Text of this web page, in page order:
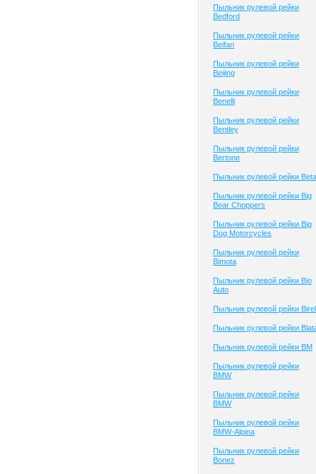
Пыльник рулевой рейки
Bedford
Пыльник рулевой рейки
Beifan
Пыльник рулевой рейки
Beijing
Пыльник рулевой рейки
Benelli
Пыльник рулевой рейки
Bentley
Пыльник рулевой рейки
Bertone
Пыльник рулевой рейки Beta
Пыльник рулевой рейки Big
Bear Choppers
Пыльник рулевой рейки Big
Dog Motorcycles
Пыльник рулевой рейки
Bimota
Пыльник рулевой рейки Bio
Auto
Пыльник рулевой рейки Birel
Пыльник рулевой рейки
Пыльник рулевой рейки BM
Пыльник рулевой рейки
BMW
Пыльник рулевой рейки
BMW
Пыльник рулевой рейки
BMW-Alpina
Пыльник рулевой рейки
Bonez